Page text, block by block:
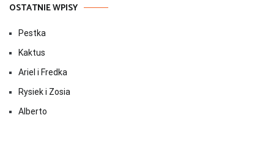
OSTATNIE WPISY
Pestka
Kaktus
Ariel i Fredka
Rysiek i Zosia
Alberto